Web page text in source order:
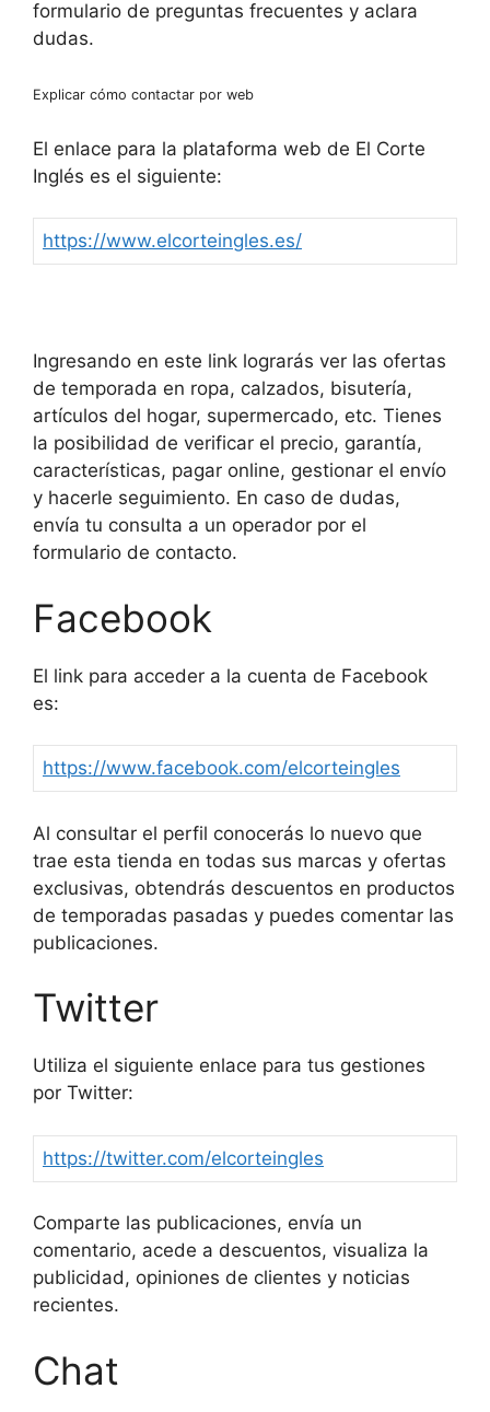
formulario de preguntas frecuentes y aclara
dudas.
Explicar cómo contactar por web
El enlace para la plataforma web de El Corte
Inglés es el siguiente:
https://www.elcorteingles.es/
Ingresando en este link lograrás ver las ofertas
de temporada en ropa, calzados, bisutería,
artículos del hogar, supermercado, etc. Tienes
la posibilidad de verificar el precio, garantía,
características, pagar online, gestionar el envío
y hacerle seguimiento. En caso de dudas,
envía tu consulta a un operador por el
formulario de contacto.
Facebook
El link para acceder a la cuenta de Facebook
es:
https://www.facebook.com/elcorteingles
Al consultar el perfil conocerás lo nuevo que
trae esta tienda en todas sus marcas y ofertas
exclusivas, obtendrás descuentos en productos
de temporadas pasadas y puedes comentar las
publicaciones.
Twitter
Utiliza el siguiente enlace para tus gestiones
por Twitter:
https://twitter.com/elcorteingles
Comparte las publicaciones, envía un
comentario, acede a descuentos, visualiza la
publicidad, opiniones de clientes y noticias
recientes.
Chat